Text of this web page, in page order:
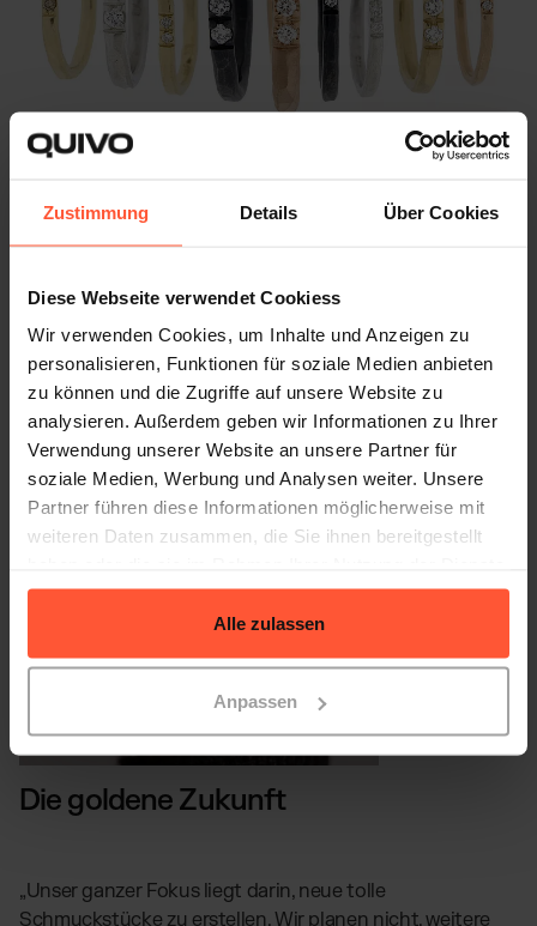
Zustimmung Details Über Cookies
Diese Webseite verwendet Cookiess
Wir verwenden Cookies, um Inhalte und Anzeigen zu
personalisieren, Funktionen für soziale Medien anbieten
zu können und die Zugriffe auf unsere Website zu
analysieren. Außerdem geben wir Informationen zu Ihrer
Verwendung unserer Website an unsere Partner für
soziale Medien, Werbung und Analysen weiter. Unsere
Partner führen diese Informationen möglicherweise mit
weiteren Daten zusammen, die Sie ihnen bereitgestellt
gesammelt haben.
Alle zulassen
Anpassen
Die goldene Zukunft
„Unser ganzer Fokus liegt darin, neue tolle
Schmuckstücke zu erstellen. Wir planen nicht, weitere